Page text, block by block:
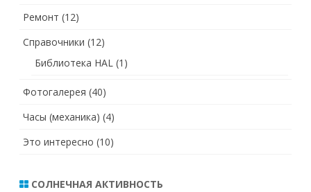
Ремонт (12)
Справочники (12)
Библиотека HAL (1)
Фотогалерея (40)
Часы (механика) (4)
Это интересно (10)
СОЛНЕЧНАЯ АКТИВНОСТЬ